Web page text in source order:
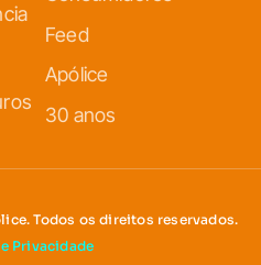
Feed
Apólice
30 anos
Todos os direitos reservados.
Privacidade